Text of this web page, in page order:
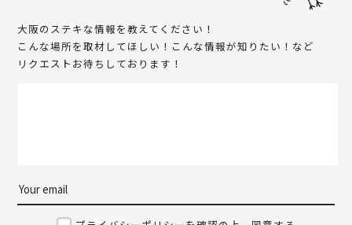
大阪のステキな情報を教えてください！
こんな場所を取材してほしい！こんな情報が知りたい！など
リクエストお待ちしております！